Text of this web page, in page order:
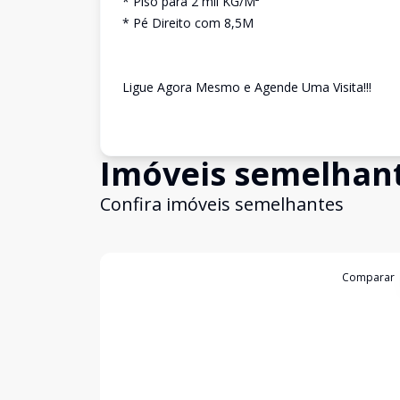
* Pé Direito com 8,5M
Ligue Agora Mesmo e Agende Uma Visita!!!
Imóveis
Confira imóveis semelhantes
Comparar